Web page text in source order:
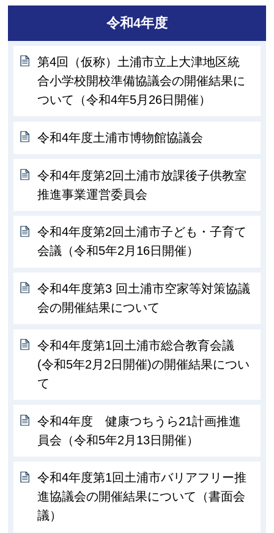
令和4年度
第4回（仮称）土浦市立上大津地区統
合小学校開校準備協議会の開催結果に
ついて（令和4年5月26日開催）
令和4年度土浦市博物館協議会
令和4年度第2回土浦市放課後子供教室
推進事業運営委員会
令和4年度第2回土浦市子ども・子育て
会議（令和5年2月16日開催）
令和4年度第3 回土浦市空家等対策協議
会の開催結果について
令和4年度第1回土浦市総合教育会議
(令和5年2月2日開催)の開催結果につい
て
令和4年度 健康つちうら21計画推進
員会（令和5年2月13日開催）
令和4年度第1回土浦市バリアフリー推
進協議会の開催結果について（書面会
議）